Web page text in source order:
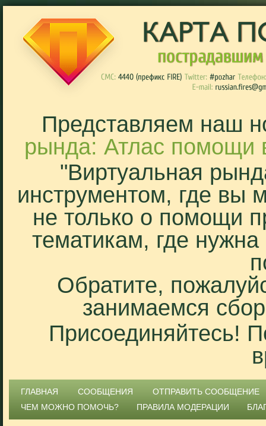
Представляем наш
рында: Атлас помощи
"Виртуальная
инструментом, где вы
не только о помощи
тематикам, где
Обратите,
занимаемся
Присоединяйтесь!
ГЛАВНАЯ СООБЩЕНИЯ
ОТПРАВИТЬ СООБЩЕНИЕ
ЧЕМ МОЖНО ПОМОЧЬ?
ПРАВИЛА МОДЕРАЦИИ